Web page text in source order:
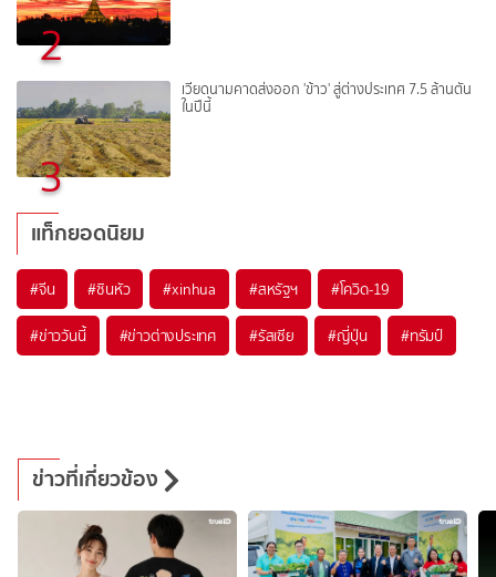
2
3
เวียดนามคาดส่งออก 'ข้าว' สู่ต่างประเทศ 7.5 ล้านตัน
ในปีนี้
แท็กยอดนิยม
#จีน #ซินหัว #xinhua #สหรัฐฯ #โควิด-19
#ข่าววันนี้ #ข่าวต่างประเทศ #รัสเซีย #ญี่ปุ่น #ทรัมป์
ข่าวที่เกี่ยวข้อง